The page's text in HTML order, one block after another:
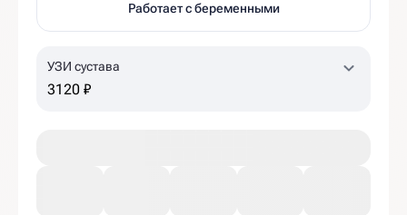
Работает с беременными
УЗИ сустава
3120 ₽